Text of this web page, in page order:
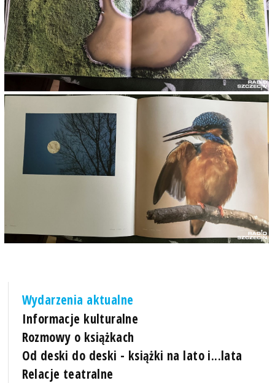
Wydarzenia aktualne
Informacje kulturalne
Rozmowy o książkach
Od deski do deski - książki na lato i...lata
Relacje teatralne